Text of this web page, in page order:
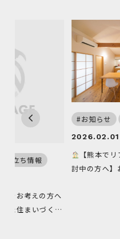
ち情報
考えの方へ
まいづくり
お知らせ
2026.02.01
【熊本でリフ
討中の方へ】お